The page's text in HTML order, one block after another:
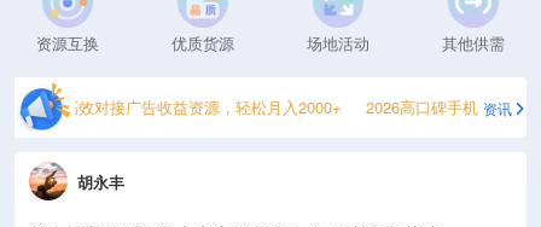
关于我们
资源互换 优质货源 场地活动 其他供需
平台：高效对接广告收益资源，轻松月入2000+ 2026高口碑手机兼职
资讯
胡永丰